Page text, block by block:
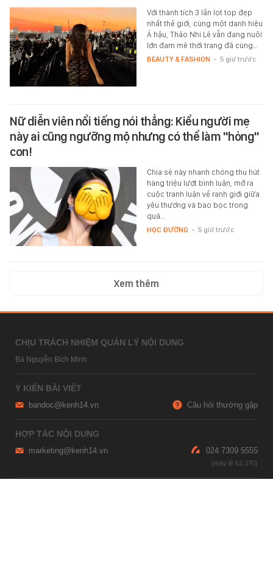
Với thành tích 3 lần lọt top đẹp
nhất thế giới, cùng một danh hiệu
Á hậu, Thảo Nhi Lê vẫn đang nuôi
lớn đam mê thời trang đã cùng…
BEAUTY & FASHION - 5 giờ trước
Nữ diễn viên nổi tiếng nói thẳng: Kiểu người mẹ
này ai cũng ngưỡng mộ nhưng có thể làm "hỏng"
con!
Chia sẻ này nhanh chóng thu hút
hàng triệu lượt bình luận, mở ra
cuộc tranh luận về ranh giới giữa
yêu thương và bao bọc trong
quá…
HỌC ĐƯỜNG - 5 giờ trước
Xem thêm
CHỊU TRÁCH NHIỆM QUẢN LÝ NỘI DUNG
Bà Nguyễn Bích Minh
Ý KIẾN BÀI VIẾT
bandoc@kenh14.vn Câu hỏi thường gặp
HỢP TÁC NỘI DUNG
marketing@kenh14.vn 024 7309 5555